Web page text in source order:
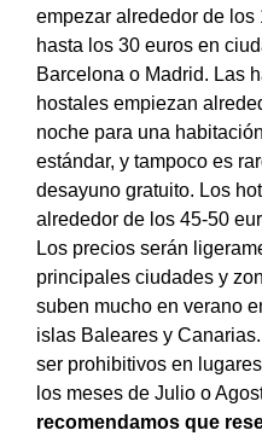
empezar alrededor de
hasta los 30 euros en
Barcelona o Madrid. Las
hostales empiezan
noche para una
estándar, y tampoco es
desayuno gratuito. Los
alrededor de los 45-50
Los precios serán
principales ciudades y
suben mucho en verano
islas Baleares y
ser prohibitivos en
los meses de Julio o
recomendamos que